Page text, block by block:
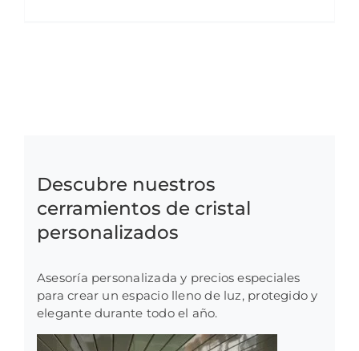
Descubre nuestros
cerramientos de cristal
personalizados
Asesoría personalizada y precios especiales
para crear un espacio lleno de luz, protegido y
elegante durante todo el año.